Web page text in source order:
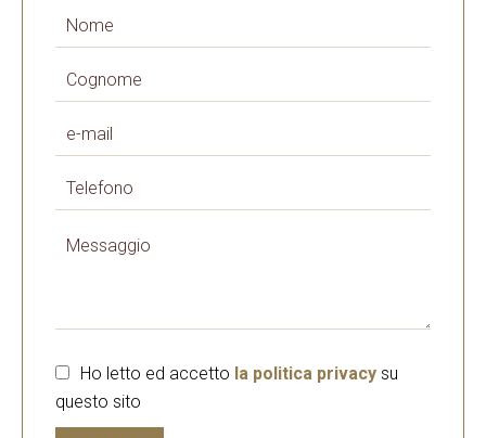
Ho letto ed accetto la politica privacy su
questo sito